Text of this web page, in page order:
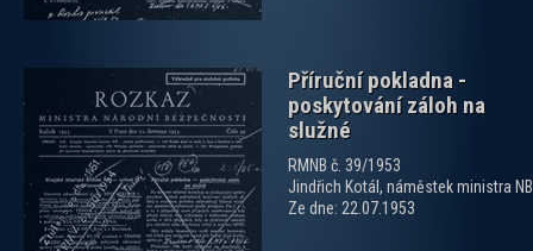
Příruční pokladna -
poskytování záloh na
služné
RMNB č. 39/1953
Jindřich Kotál, náměstek ministra NB
Ze dne: 22.07.1953
zobrazit PDF dokument